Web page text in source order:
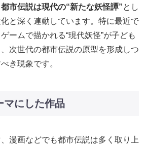
都市伝説は現代の“新たな妖怪譚”とし
と深く連動しています。特に最近で
ームで描かれる“現代妖怪”が子ども
次世代の都市伝説の原型を形成しつ
き現象です。
マにした作品
漫画などでも都市伝説は多く取り上